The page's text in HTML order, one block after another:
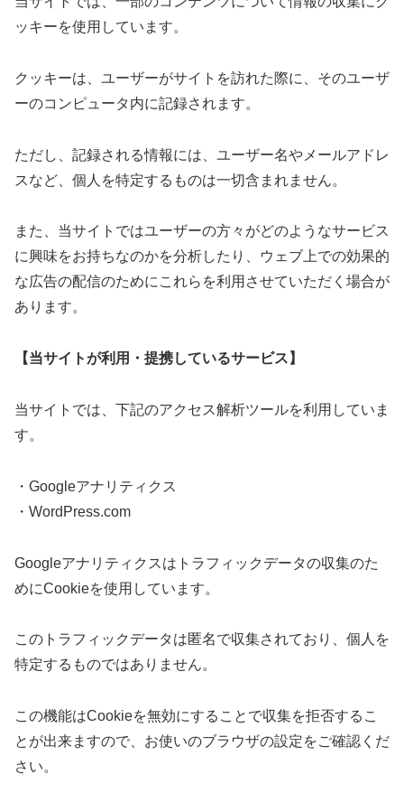
ッキーを使用しています。
クッキーは、ユーザーがサイトを訪れた際に、そのユーザ
ーのコンピュータ内に記録されます。
ただし、記録される情報には、ユーザー名やメールアドレ
スなど、個人を特定するものは一切含まれません。
また、当サイトではユーザーの方々がどのようなサービス
に興味をお持ちなのかを分析したり、ウェブ上での効果的
な広告の配信のためにこれらを利用させていただく場合が
あります。
【当サイトが利用・提携しているサービス】
当サイトでは、下記のアクセス解析ツールを利用していま
す。
・Googleアナリティクス
・WordPress.com
Googleアナリティクスはトラフィックデータの収集のた
めにCookieを使用しています。
このトラフィックデータは匿名で収集されており、個人を
特定するものではありません。
この機能はCookieを無効にすることで収集を拒否するこ
とが出来ますので、お使いのブラウザの設定をご確認くだ
さい。